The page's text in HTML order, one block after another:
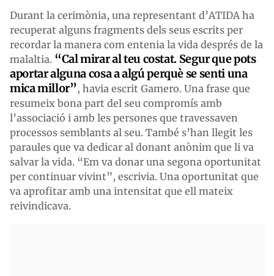
Durant la cerimònia, una representant d’ATIDA ha
recuperat alguns fragments dels seus escrits per
recordar la manera com entenia la vida després de la
malaltia. “Cal mirar al teu costat. Segur que pots
aportar alguna cosa a algú perquè se senti una
mica millor”, havia escrit Gamero. Una frase que
resumeix bona part del seu compromís amb
l’associació i amb les persones que travessaven
processos semblants al seu. També s’han llegit les
paraules que va dedicar al donant anònim que li va
salvar la vida. “Em va donar una segona oportunitat
per continuar vivint”, escrivia. Una oportunitat que
va aprofitar amb una intensitat que ell mateix
reivindicava.